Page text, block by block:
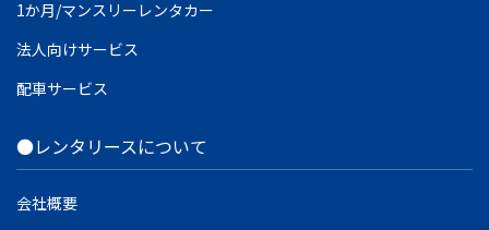
1か月/マンスリーレンタカー
法人向けサービス
配車サービス
●レンタリースについて
会社概要